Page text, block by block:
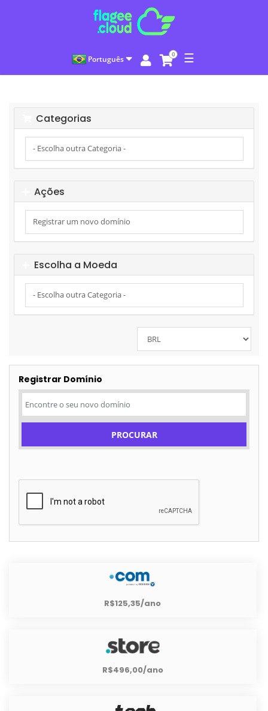
Português 0 ☰
Categorias
Ações
Escolha a Moeda
Registrar Domínio
R$125,35/ano
R$496,00/ano